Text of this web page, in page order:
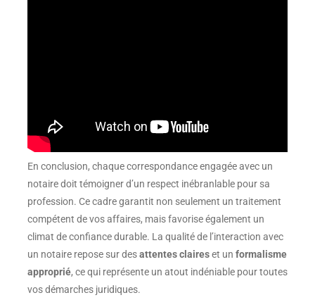
En conclusion, chaque correspondance engagée avec un
notaire doit témoigner d’un respect inébranlable pour sa
profession. Ce cadre garantit non seulement un traitement
compétent de vos affaires, mais favorise également un
climat de confiance durable. La qualité de l’interaction avec
un notaire repose sur desattentes claireset un formalisme
approprié, ce qui représente un atout indéniable pour toutes
vos démarches juridiques.